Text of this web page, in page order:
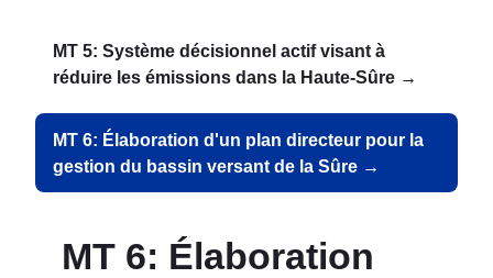
MT 5: Système décisionnel actif visant à
réduire les émissions dans la Haute-Sûre →
MT 6: Élaboration d'un plan directeur pour la
gestion du bassin versant de la Sûre →
MT 6: Élaboration